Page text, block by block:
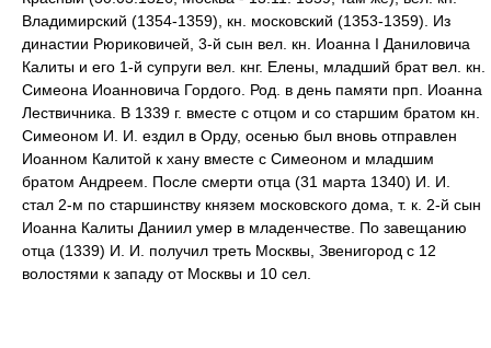
Владимирский (1354-1359), кн. московский (1353-1359). Из
династии Рюриковичей, 3-й сын вел. кн. Иоанна I Даниловича
Калиты и его 1-й супруги вел. кнг. Елены, младший брат вел. кн.
Симеона Иоанновича Гордого. Род. в день памяти прп. Иоанна
Лествичника. В 1339 г. вместе с отцом и со старшим братом кн.
Симеоном И. И. ездил в Орду, осенью был вновь отправлен
Иоанном Калитой к хану вместе с Симеоном и младшим
братом Андреем. После смерти отца (31 марта 1340) И. И.
стал 2-м по старшинству князем московского дома, т. к. 2-й сын
Иоанна Калиты Даниил умер в младенчестве. По завещанию
отца (1339) И. И. получил треть Москвы, Звенигород с 12
волостями к западу от Москвы и 10 сел.